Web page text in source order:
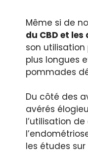
Même si de
du CBD et les
son
plus longues
pommades
Du côté des
avérés
l’utilisation
les études